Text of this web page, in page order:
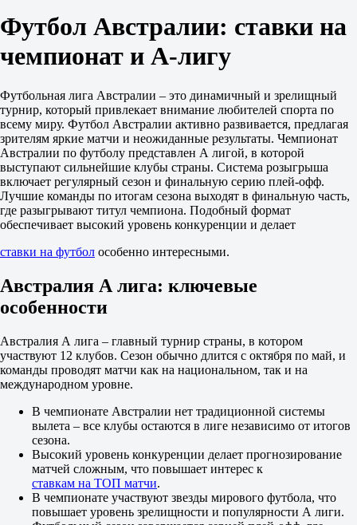
1.67
Нет
2.08
ИТ 1
М
1
1.04
8.00
ИТ 2
Б
М
0.5
1.63
2.15
-
8 августа в 11:00
1.95
4.40
1X
12
X2
1.35
1.67
Футбол Австралии: ставки на
чемпионат и А-лигу
Футбольная лига Австралии – это динамичный и зрелищный
турнир, который привлекает внимание любителей спорта по
всему миру. Футбол Австралии активно развивается, предлагая
зрителям яркие матчи и неожиданные результаты. Чемпионат
Австралии по футболу представлен А лигой, в которой
выступают сильнейшие клубы страны. Система розыгрыша
включает регулярный сезон и финальную серию плей-офф.
Лучшие команды по итогам сезона выходят в финальную часть,
где разыгрывают титул чемпиона. Подобный формат
обеспечивает высокий уровень конкуренции и делает
ставки на футбол особенно интересными.
Австралия А лига: ключевые
особенности
Австралия А лига – главный турнир страны, в котором
участвуют 12 клубов. Сезон обычно длится с октября по май, и
команды проводят матчи как на национальном, так и на
международном уровне.
В чемпионате Австралии нет традиционной системы
вылета – все клубы остаются в лиге независимо от итогов
сезона.
Высокий уровень конкуренции делает прогнозирование
матчей сложным, что повышает интерес к
ставкам на ТОП матчи.
В чемпионате участвуют звезды мирового футбола, что
повышает уровень зрелищности и популярности А лиги.